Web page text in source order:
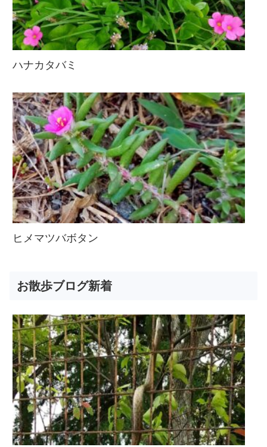
ハナカタバミ
ヒメマツバボタン
お散歩ブログ新着